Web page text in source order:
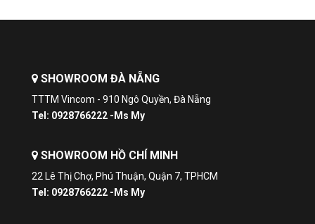
Độ sâu thích hợp
Chiều cao khí thải tối đa của thiết bị
Khoảng cách tối thiểu từ bếp nấu điện
Khoảng cách vùng nấu gas tối thiểu
Đường kính cửa thoát khí
SHOWROOM ĐÀ NẴNG
TTTM Vincom - 910 Ngô Quyền, Đà Nẵng
Tel: 0928766222 -Ms My
SHOWROOM HỒ CHÍ MINH
22 Lê Thị Chợ, Phú Thuận, Quận 7, TPHCM
Tel: 0928766222 -Ms My